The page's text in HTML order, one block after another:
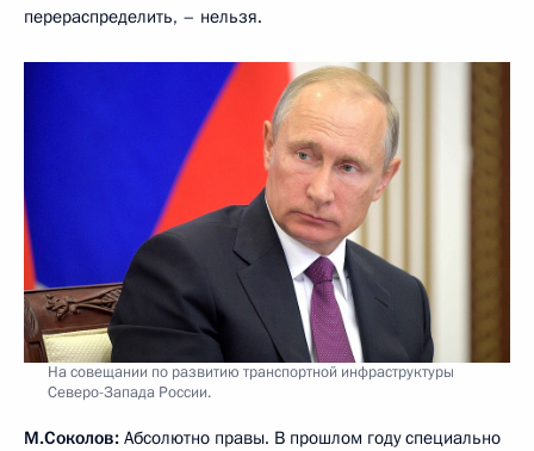
перераспределить, – нельзя.
На совещании по развитию транспортной инфраструктуры
Северо-Запада России.
М.Соколов: Абсолютно правы. В прошлом году специально